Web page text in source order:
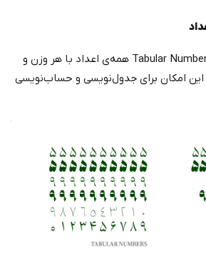
با فعال کردن گزینه‌ی Tabular Numbers همه‌ی اعداد با هر وزن و
امکان برای جدول‌نویسی و حساب‌نویسی